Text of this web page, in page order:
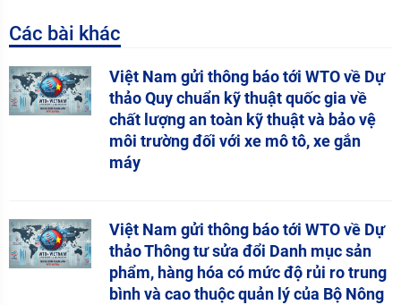
Các bài khác
Việt Nam gửi thông báo tới WTO về Dự
thảo Quy chuẩn kỹ thuật quốc gia về
chất lượng an toàn kỹ thuật và bảo vệ
môi trường đối với xe mô tô, xe gắn
máy
Việt Nam gửi thông báo tới WTO về Dự
thảo Thông tư sửa đổi Danh mục sản
phẩm, hàng hóa có mức độ rủi ro trung
bình và cao thuộc quản lý của Bộ Nông